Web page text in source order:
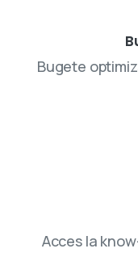
Bugete
Acces la